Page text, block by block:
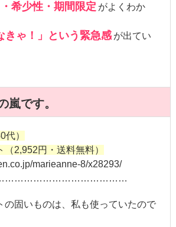
希少性・期間限定 がよくわか
きゃ！」という緊急感 が出てい
嵐です。
代）
2,952円・送料無料）
marieanne-8/x28293/
の固いものは、私も使っていたので